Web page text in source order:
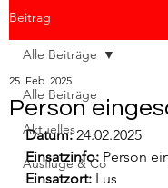
Beitrag
Alle Beiträge
Aktuelles
Ausflüge & Co
Alle Beiträge
Person
25. Feb. 2025
Datum: 24.02.2025
Einsatzinfo: Person
Einsatzort: Lus